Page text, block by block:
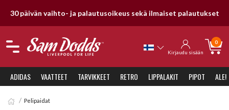
30 päivän vaihto- ja palautusoikeus sekä ilmaiset palautukset
Kirjaudu sisään
0
ADIDAS VAATTEET TARVIKKEET RETRO LIPPALAKIT PIPOT ALE!
Pelipaidat